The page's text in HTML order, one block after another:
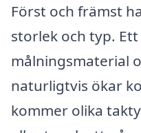
Först och främst
storlek och typ.
målningsmaterial
naturligtvis ökar
kommer olika